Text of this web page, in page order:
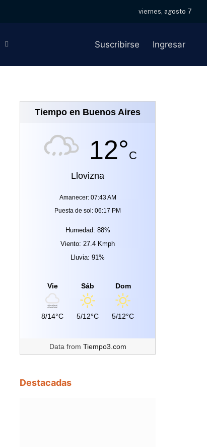
Instagram
viernes, agosto 7
Suscribirse Ingresar
Tiempo en Buenos Aires
12°C
Llovizna
Amanecer: 07:43 AM
Puesta de sol: 06:17 PM
Humedad: 88%
Viento: 27.4 Kmph
Lluvia: 91%
Vie
8/14°C
Sáb
5/12°C
Dom
5/12°C
Data from Tiempo3.com
Destacadas